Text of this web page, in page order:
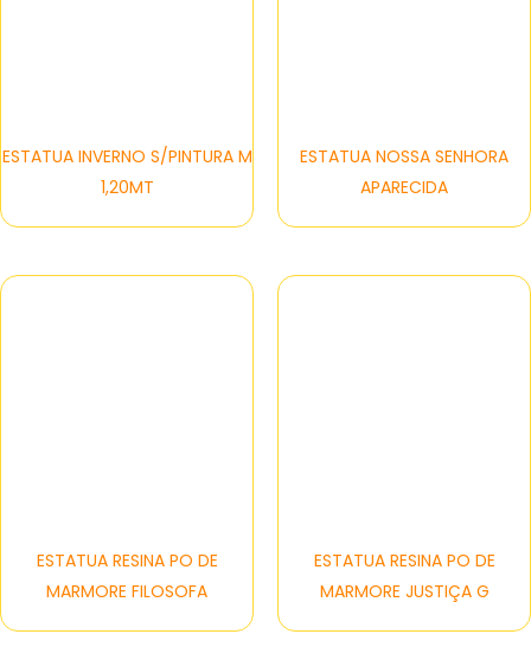
ESTATUA INVERNO S/PINTURA M
1,20MT
ESTATUA NOSSA SENHORA
APARECIDA
ESTATUA RESINA PO DE
MARMORE FILOSOFA
ESTATUA RESINA PO DE
MARMORE JUSTIÇA G